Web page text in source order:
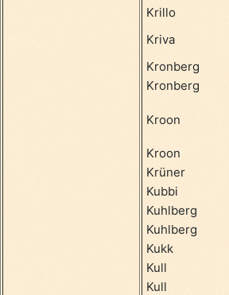
Krillo
Kriva
Kronberg
Kronberg
Kroon
Kroon
Krüner
Kubbi
Kuhlberg
Kuhlberg
Kukk
Kull
Kull